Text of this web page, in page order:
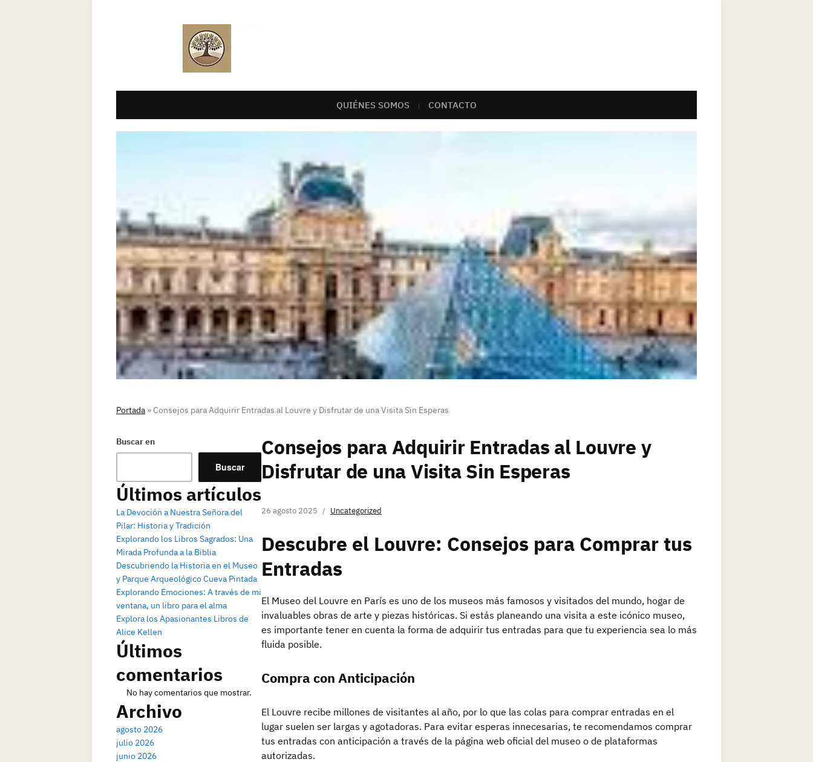
QUIÉNES SOMOS CONTACTO
Portada » Consejos para Adquirir Entradas al Louvre y Disfrutar de una Visita Sin Esperas
Buscar en
Buscar
Últimos artículos
La Devoción a Nuestra Señora del
Pilar: Historia y Tradición
Explorando los Libros Sagrados: Una
Mirada Profunda a la Biblia
Descubriendo la Historia en el Museo
y Parque Arqueológico Cueva Pintada
Explorando Emociones: A través de mi
ventana, un libro para el alma
Explora los Apasionantes Libros de
Alice Kellen
Últimos
comentarios
No hay comentarios que mostrar.
Archivo
agosto 2026
julio 2026
junio 2026
Consejos para Adquirir Entradas al Louvre y
Disfrutar de una Visita Sin Esperas
26 agosto 2025 Uncategorized
Descubre el Louvre: Consejos para Comprar tus
Entradas
El Museo del Louvre en París es uno de los museos más famosos y visitados del mundo, hogar de
invaluables obras de arte y piezas históricas. Si estás planeando una visita a este icónico museo,
es importante tener en cuenta la forma de adquirir tus entradas para que tu experiencia sea lo más
fluida posible.
Compra con Anticipación
El Louvre recibe millones de visitantes al año, por lo que las colas para comprar entradas en el
lugar suelen ser largas y agotadoras. Para evitar esperas innecesarias, te recomendamos comprar
tus entradas con anticipación a través de la página web oficial del museo o de plataformas
autorizadas.